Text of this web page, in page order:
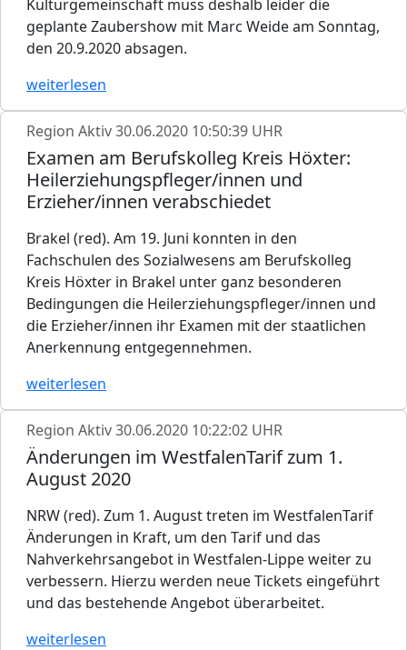
Kulturgemeinschaft muss deshalb leider die
geplante Zaubershow mit Marc Weide am Sonntag,
den 20.9.2020 absagen.
weiterlesen
Region Aktiv30.06.2020 10:50:39 UHR
Examen am Berufskolleg Kreis Höxter:
Heilerziehungspfleger/innen und
Erzieher/innen verabschiedet
Brakel (red). Am 19. Juni konnten in den
Fachschulen des Sozialwesens am Berufskolleg
Kreis Höxter in Brakel unter ganz besonderen
Bedingungen die Heilerziehungspfleger/innen und
die Erzieher/innen ihr Examen mit der staatlichen
Anerkennung entgegennehmen.
weiterlesen
Region Aktiv30.06.2020 10:22:02 UHR
Änderungen im WestfalenTarif zum 1.
August 2020
NRW (red). Zum 1. August treten im WestfalenTarif
Änderungen in Kraft, um den Tarif und das
Nahverkehrsangebot in Westfalen-Lippe weiter zu
verbessern. Hierzu werden neue Tickets eingeführt
und das bestehende Angebot überarbeitet.
weiterlesen